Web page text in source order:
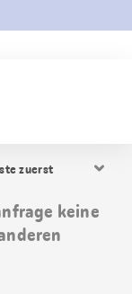
keine